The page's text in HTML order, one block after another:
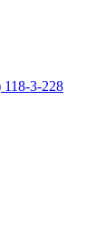
118-3-228